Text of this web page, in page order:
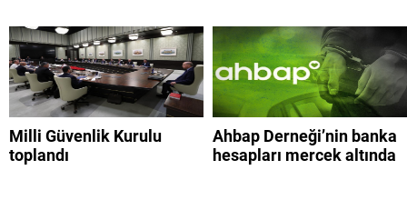
Milli Güvenlik Kurulu
toplandı
Ahbap Derneği’nin banka
hesapları mercek altında